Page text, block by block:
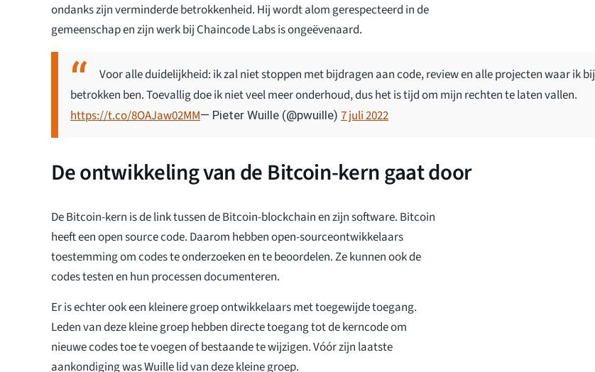
ondanks zijn verminderde betrokkenheid. Hij wordt alom gerespecteerd in de
gemeenschap en zijn werk bij Chaincode Labs is ongeëvenaard.
Voor alle duidelijkheid: ik zal niet stoppen met bijdragen aan code, review en alle projecten waar ik bij
betrokken ben. Toevallig doe ik niet veel meer onderhoud, dus het is tijd om mijn rechten te laten vallen.
https://t.co/8OAJaw02MM— Pieter Wuille (@pwuille) 7 juli 2022
De ontwikkeling van de Bitcoin-kern gaat door
De Bitcoin-kern is de link tussen de Bitcoin-blockchain en zijn software. Bitcoin
heeft een open source code. Daarom hebben open-sourceontwikkelaars
toestemming om codes te onderzoeken en te beoordelen. Ze kunnen ook de
codes testen en hun processen documenteren.
Er is echter ook een kleinere groep ontwikkelaars met toegewijde toegang.
Leden van deze kleine groep hebben directe toegang tot de kerncode om
nieuwe codes toe te voegen of bestaande te wijzigen. Vóór zijn laatste
aankondiging was Wuille lid van deze kleine groep.